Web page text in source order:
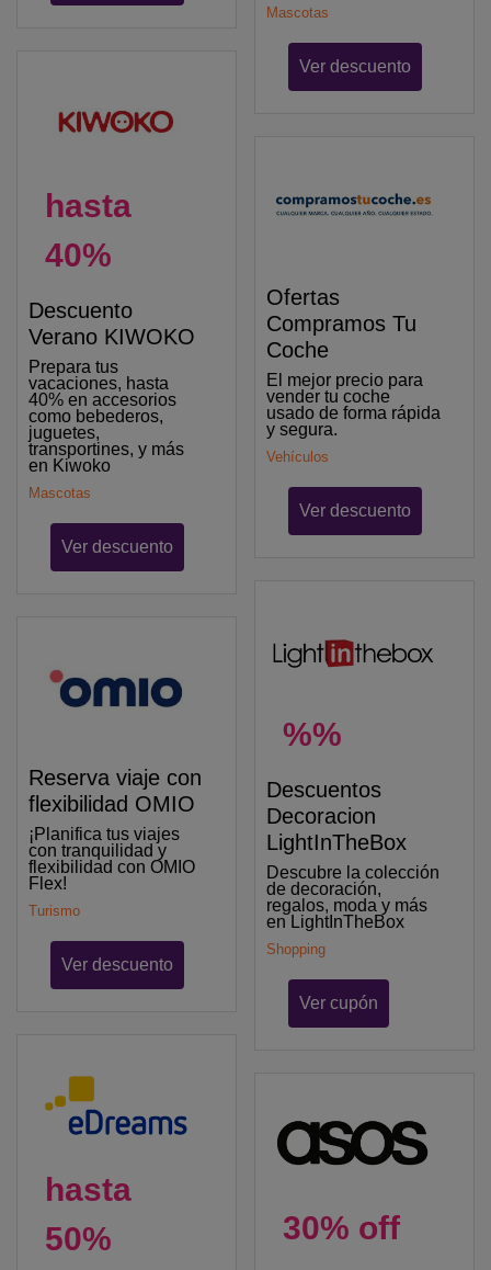
hasta
40%
Descuento
Verano KIWOKO
Prepara tus
vacaciones, hasta
40% en accesorios
como bebederos,
juguetes,
transportines, y más
en Kiwoko
Mascotas
Ver descuento
Reserva viaje con
flexibilidad OMIO
¡Planifica tus viajes
con tranquilidad y
flexibilidad con OMIO
Flex!
Turismo
Ver descuento
hasta
50%
Mascotas
Ver descuento
Ofertas
Compramos Tu
Coche
El mejor precio para
vender tu coche
usado de forma rápida
y segura.
Vehículos
Ver descuento
%%
Descuentos
Decoracion
LightInTheBox
Descubre la colección
de decoración,
regalos, moda y más
en LightInTheBox
Shopping
Ver cupón
30% off